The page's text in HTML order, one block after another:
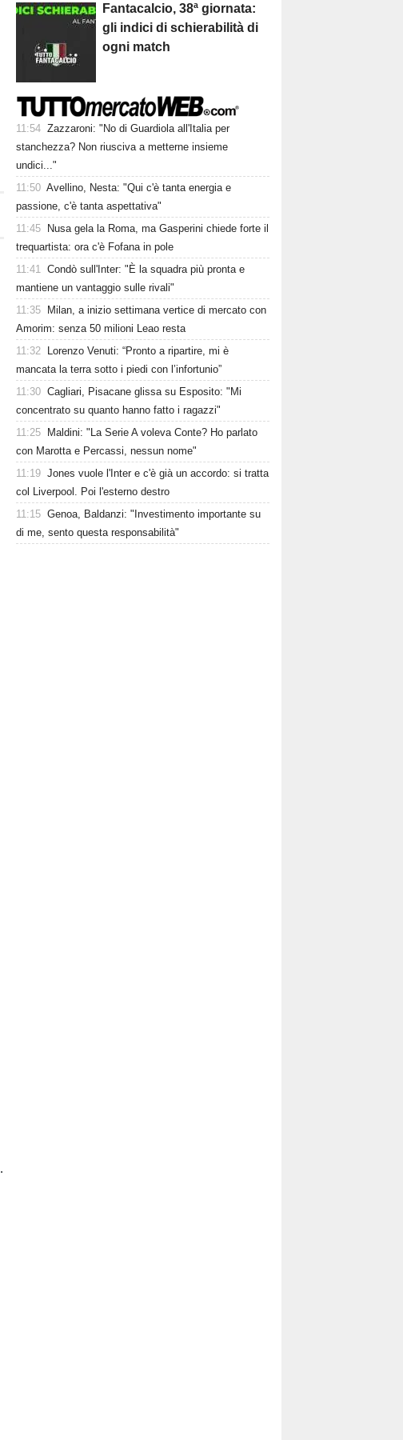
Fantacalcio, 38ª giornata:
gli indici di schierabilità di
ogni match
11:54 Zazzaroni: "No di Guardiola all'Italia per
stanchezza? Non riusciva a metterne insieme
undici..."
11:50 Avellino, Nesta: "Qui c'è tanta energia e
passione, c'è tanta aspettativa"
11:45
Nusa gela la Roma, ma Gasperini chiede forte il
trequartista: ora c'è Fofana in pole
11:41 Condò sull'Inter: "È la squadra più pronta e
mantiene un vantaggio sulle rivali"
11:35
Milan, a inizio settimana vertice di mercato con
Amorim: senza 50 milioni Leao resta
11:32
Lorenzo Venuti: “Pronto a ripartire, mi è
mancata la terra sotto i piedi con l’infortunio”
11:30 Cagliari, Pisacane glissa su Esposito: "Mi
concentrato su quanto hanno fatto i ragazzi"
11:25
Maldini: "La Serie A voleva Conte? Ho parlato
con Marotta e Percassi, nessun nome"
11:19 Jones vuole l'Inter e c'è già un accordo: si tratta
col Liverpool. Poi l'esterno destro
11:15 Genoa, Baldanzi: "Investimento importante su
di me, sento questa responsabilità"